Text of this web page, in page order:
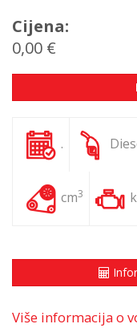
Cijena:
0,00 €
.
cm3
Više informacija o